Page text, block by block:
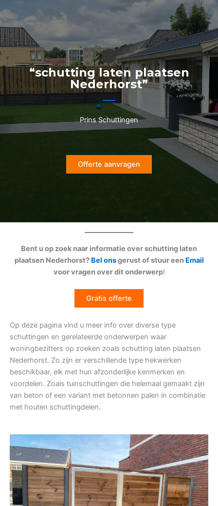
naar
de
inhoud
“schutting laten plaatsen
Nederhorst”
Prins Schuttingen
Offerte aanvragen
Bent u op zoek naar informatie over schutting laten
plaatsen Nederhorst? Bel onsgerust of stuur een Email
voor vragen over dit onderwerp!
Gratis offerte
Op deze pagina vind u meer info over diverse type
schuttingen en gerelateerde onderwerpen waar
woningbezitters op zoeken zoals schutting laten plaatsen
Nederhorst. Zo zijn er verschillende type hekwerken
beschikbaar, elk met hun afzonderlijke kenmerken en
voordelen. Zoals tuinschuttingen die helemaal gemaakt zijn
van beton of een variant met betonnen palen in combinatie
met houten schuttingdelen.